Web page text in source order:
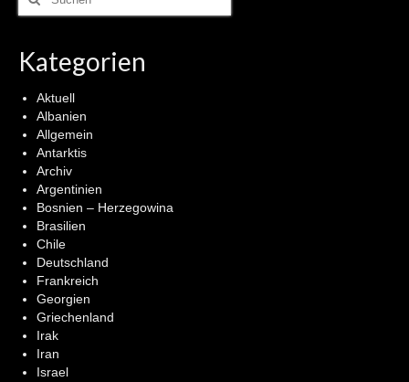
nach:
Kategorien
Aktuell
Albanien
Allgemein
Antarktis
Archiv
Argentinien
Bosnien – Herzegowina
Brasilien
Chile
Deutschland
Frankreich
Georgien
Griechenland
Irak
Iran
Israel